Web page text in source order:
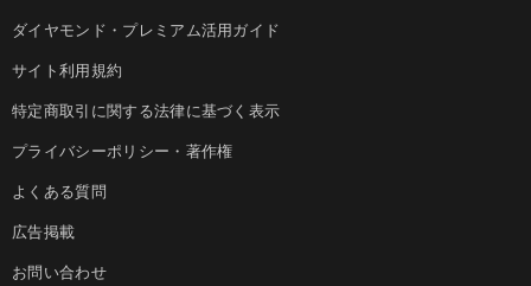
ダイヤモンド・プレミアム活用ガイド
サイト利用規約
特定商取引に関する法律に基づく表示
プライバシーポリシー・著作権
よくある質問
広告掲載
お問い合わせ